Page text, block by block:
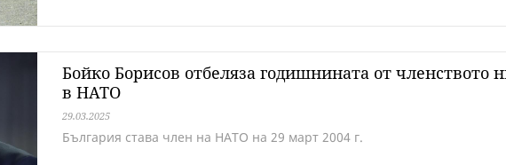
Бойко Борисов отбеляза годишнината от членството
в НАТО
29.03.2025
България става член на НАТО на 29 март 2004 г.